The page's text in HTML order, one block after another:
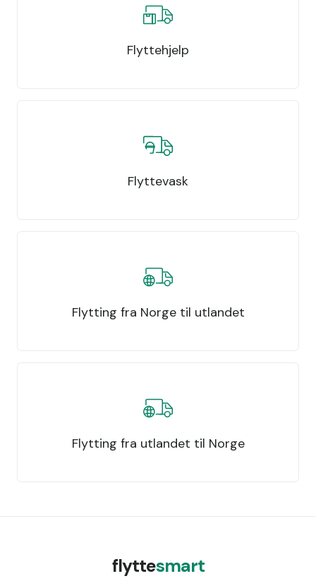
Flyttehjelp
Flyttevask
Flytting fra Norge til utlandet
Flytting fra utlandet til Norge
flyttesmart